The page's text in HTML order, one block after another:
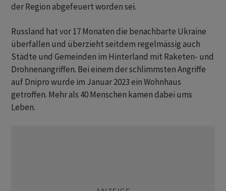
der Region abgefeuert worden sei.
Russland hat vor 17 Monaten die benachbarte Ukraine
überfallen und überzieht seitdem regelmässig auch
Städte und Gemeinden im Hinterland mit Raketen- und
Drohnenangriffen. Bei einem der schlimmsten Angriffe
auf Dnipro wurde im Januar 2023 ein Wohnhaus
getroffen. Mehr als 40 Menschen kamen dabei ums
Leben.